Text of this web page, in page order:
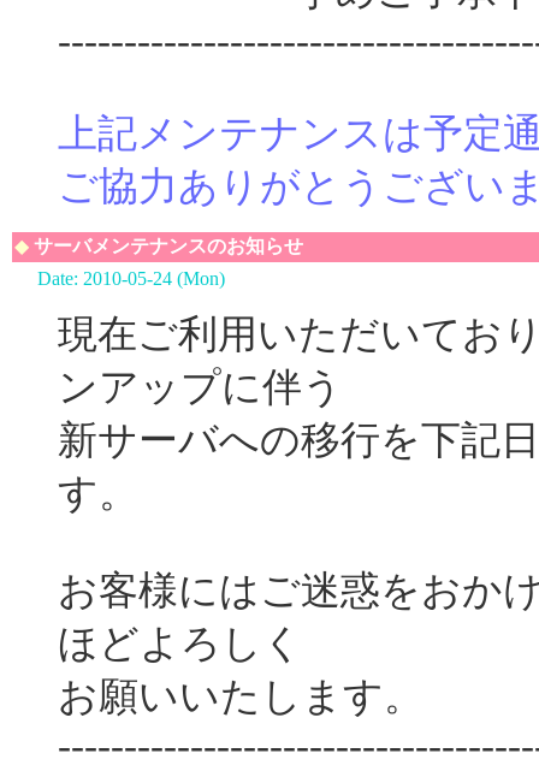
上記メンテナンスは予定
ご協力ありがとうござい
◆ サーバメンテナンスのお知らせ
Date: 2010-05-24 (Mon)
現在ご利用いただいてお
ンアップに伴う
新サーバへの移行を下記
す。
お客様にはご迷惑をおか
ほどよろしく
お願いいたします。